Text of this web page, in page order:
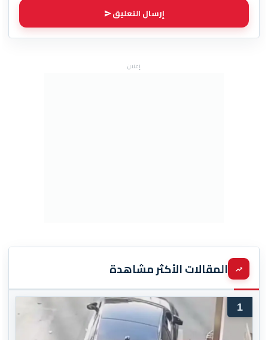
إرسال التعليق
إعلان
المقالات الأكثر مشاهدة
1